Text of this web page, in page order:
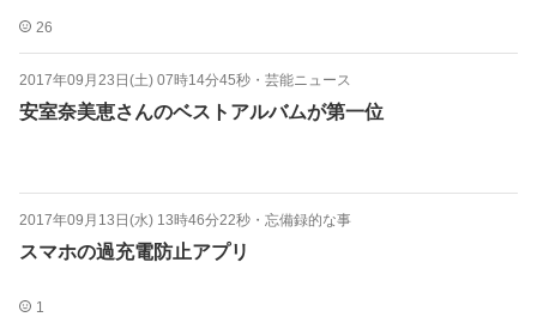
26
2017年09月23日(土) 07時14分45秒 ・ 芸能ニュース
安室奈美恵さんのベストアルバムが第一位
2017年09月13日(水) 13時46分22秒 ・ 忘備録的な事
スマホの過充電防止アプリ
1